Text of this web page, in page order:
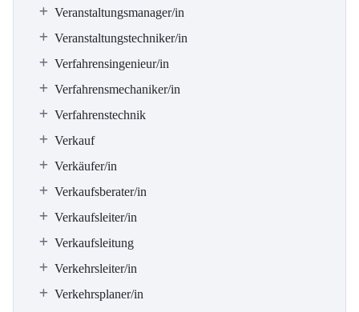
Veranstaltungsmanager/in
Veranstaltungstechniker/in
Verfahrensingenieur/in
Verfahrensmechaniker/in
Verfahrenstechnik
Verkauf
Verkäufer/in
Verkaufsberater/in
Verkaufsleiter/in
Verkaufsleitung
Verkehrsleiter/in
Verkehrsplaner/in